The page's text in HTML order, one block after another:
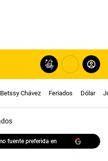
Betssy Chávez Feriados Dólar
fuente preferida en